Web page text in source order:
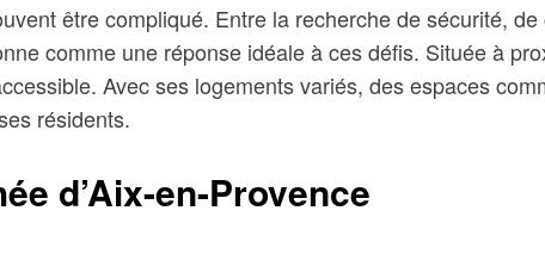
être compliqué. Entre la recherche de sécurité,
comme une réponse idéale à ces défis. Située à
Avec ses logements variés, des espaces
résidents.
d’Aix-en-Provence